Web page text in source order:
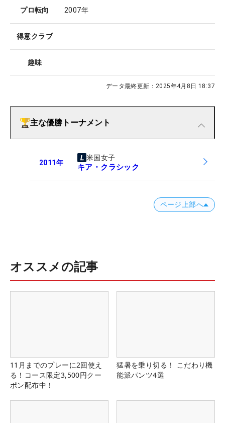
プロ転向 2007年
得意クラブ
趣味
データ最終更新： 2025年4月8日 18:37
主な優勝トーナメント
2011年
米国女子
キア・クラシック
ページ上部へ
オススメの記事
11月までのプレーに2回使え
る！コース限定3,500円クー
ポン配布中！
猛暑を乗り切る！ こだわり機
能派パンツ4選